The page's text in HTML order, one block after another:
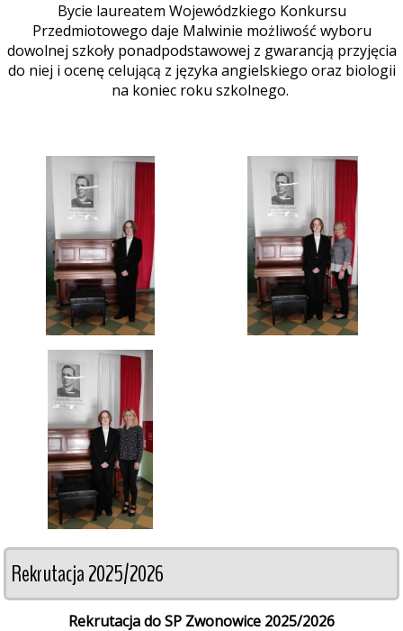
Bycie laureatem Wojewódzkiego Konkursu
Przedmiotowego daje Malwinie możliwość wyboru
dowolnej szkoły ponadpodstawowej z gwarancją przyjęcia
do niej i ocenę celującą z języka angielskiego oraz biologii
na koniec roku szkolnego.
Rekrutacja 2025/2026
Rekrutacja do SP Zwonowice 2025/2026